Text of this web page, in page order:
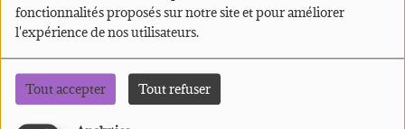
fonctionnalités proposés sur notre site et pour améliorer
l'expérience de nos utilisateurs.
Tout accepter Tout refuser